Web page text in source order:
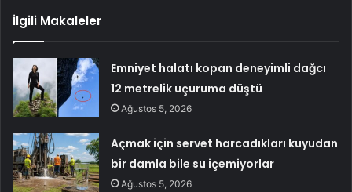
İlgili Makaleler
Emniyet halatı kopan deneyimli dağcı
12 metrelik uçuruma düştü
Ağustos 5, 2026
Açmak için servet harcadıkları kuyudan
bir damla bile su içemiyorlar
Ağustos 5, 2026